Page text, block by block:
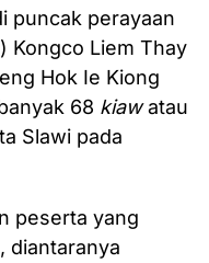
puncak perayaan
Kongco Liem Thay
Hok Ie Kiong
68 kiawatau
Slawi pada
peserta yang
diantaranya